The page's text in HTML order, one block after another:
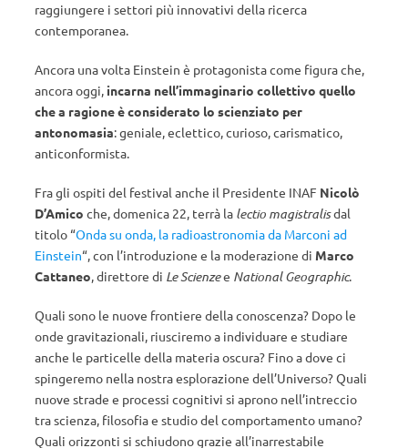
raggiungere i settori più innovativi della ricerca
contemporanea.
Ancora una volta Einstein è protagonista come figura che,
ancora oggi, incarna nell’immaginario collettivo quello
che a ragione è considerato lo scienziato per
antonomasia: geniale, eclettico, curioso, carismatico,
anticonformista.
Fra gli ospiti del festival anche il Presidente INAF Nicolò
D’Amico che, domenica 22, terrà la lectio magistralisdal
titolo “Onda su onda, la radioastronomia da Marconi ad
Einstein“, con l’introduzione e la moderazione di Marco
Cattaneo, direttore di Le Scienzee National Geographic.
Quali sono le nuove frontiere della conoscenza? Dopo le
onde gravitazionali, riusciremo a individuare e studiare
anche le particelle della materia oscura? Fino a dove ci
spingeremo nella nostra esplorazione dell’Universo? Quali
nuove strade e processi cognitivi si aprono nell’intreccio
tra scienza, filosofia e studio del comportamento umano?
Quali orizzonti si schiudono grazie all’inarrestabile